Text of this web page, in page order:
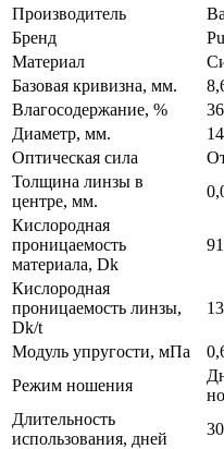
Производитель
Бренд
Материал
Базовая кривизна, мм.
Влагосодержание, %
36
Диаметр, мм.
Оптическая сила
Толщина линзы в
центре, мм.
Кислородная
проницаемость
материала, Dk
91
Кислородная
проницаемость линзы,
Dk/t
Модуль упругости, мПа
Режим ношения
Длительность
использования, дней
30